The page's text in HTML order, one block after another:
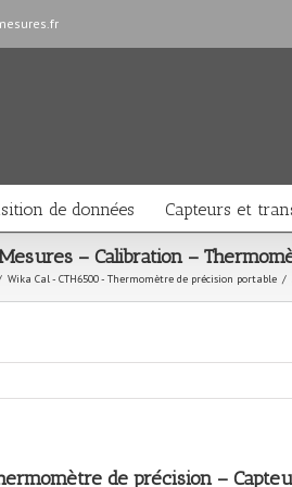
de données Capteurs et
– Calibration –
Wika Cal - CTH6500 - Thermomètre de précision portable /
de précision –